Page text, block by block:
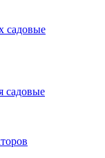
садовые
садовые